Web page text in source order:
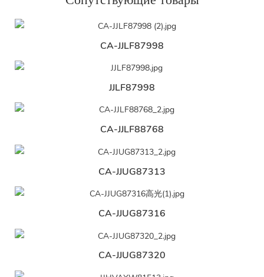
CA-JJLF87998
JJLF87998
CA-JJLF88768
CA-JJUG87313
CA-JJUG87316
CA-JJUG87320